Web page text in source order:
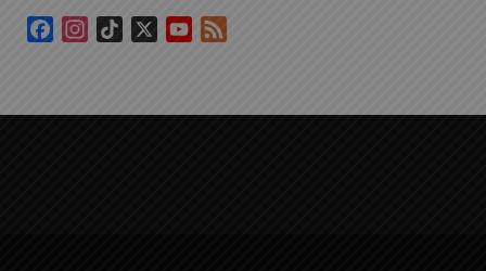
FacebookInstagram
TikTok
YouTube